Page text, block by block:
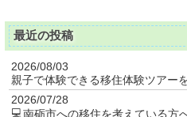
最近の投稿
2026/08/03
親子で体験できる移住体験ツアー
2026/07/28
💻南砺市への移住を考えている方